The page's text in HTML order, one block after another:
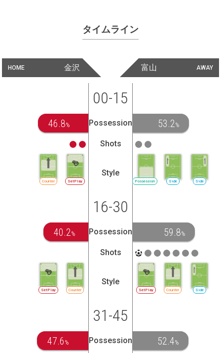
タイムライン
HOME 金沢 AWAY
富山
00-15
46.8% Possession 53.2%
Shots
SetPlay
Counter
Style
Possession Side Side
16-30
40.2% Possession 59.8%
Shots
Counter
SetPlay
Style
SetPlay Counter Side
31-45
47.6 % Possession 52.4%